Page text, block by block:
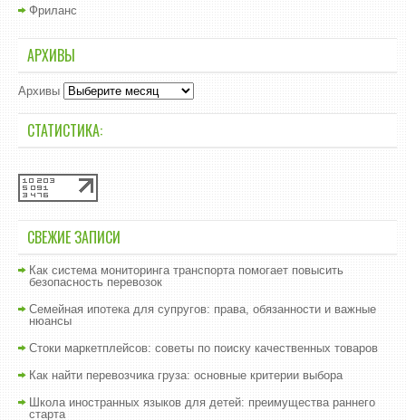
Фриланс
АРХИВЫ
Архивы
СТАТИСТИКА:
СВЕЖИЕ ЗАПИСИ
Как система мониторинга транспорта помогает повысить
безопасность перевозок
Семейная ипотека для супругов: права, обязанности и важные
нюансы
Стоки маркетплейсов: советы по поиску качественных товаров
Как найти перевозчика груза: основные критерии выбора
Школа иностранных языков для детей: преимущества раннего
старта